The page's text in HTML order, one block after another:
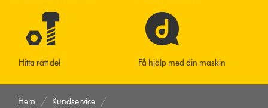
Hitta rätt del Få hjälp med din maskin
Hem Kundservice